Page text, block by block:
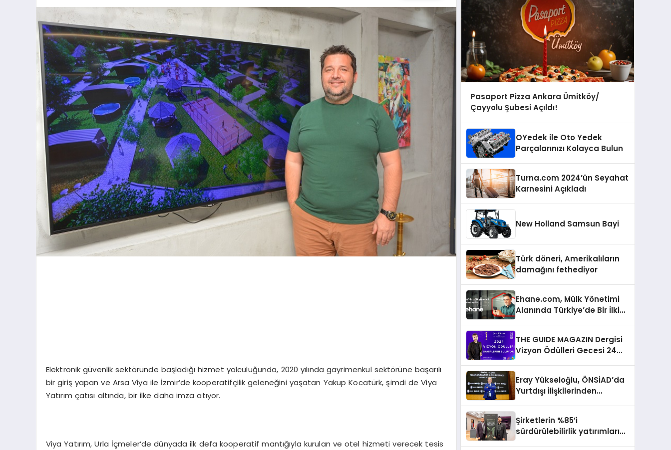
Elektronik güvenlik sektöründe başladığı hizmet yolculuğunda, 2020 yılında gayrimenkul sektörüne başarılı
bir giriş yapan ve Arsa Viya ile İzmir’de kooperatifçilik geleneğini yaşatan Yakup Kocatürk, şimdi de Viya
Yatırım çatısı altında, bir ilke daha imza atıyor.
Viya Yatırım, Urla İçmeler’de dünyada ilk defa kooperatif mantığıyla kurulan ve otel hizmeti verecek tesis
Pasaport Pizza Ankara Ümitköy/
Çayyolu Şubesi Açıldı!
OYedek ile Oto Yedek
Parçalarınızı Kolayca Bulun
Turna.com 2024’ün Seyahat
Karnesini Açıkladı
New Holland Samsun Bayi
Türk döneri, Amerikalıların
damağını fethediyor
Ehane.com, Mülk Yönetimi
Alanında Türkiye’de Bir İlki
THE GUIDE MAGAZIN Dergisi
Vizyon Ödülleri Gecesi 24
Eray Yükseloğlu, ÖNSİAD’da
Yurtdışı İlişkilerinden
Şirketlerin %85’i
sürdürülebilirlik yatırımlarını